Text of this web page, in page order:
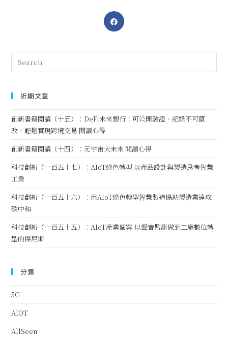
近期文章
創新書籍閱讀（十五）：DeFi未來銀行：可公開驗證、紀錄不可竄
改，輕鬆實現跨境交易 閱讀心得
創新書籍閱讀（十四）：元宇宙大未來 閱讀心得
科技創新（一百五十七）：AIoT綠色轉型 以產品設計與製造思考智慧
工業
科技創新（一百五十六）：用AIoT綠色轉型智慧製造協助製造業達成
碳中和
科技創新（一百五十五）：AIoT產業個案-以聲音監測做到工廠數位轉
型的傑尼斯
分類
5G
AIOT
AllSeen